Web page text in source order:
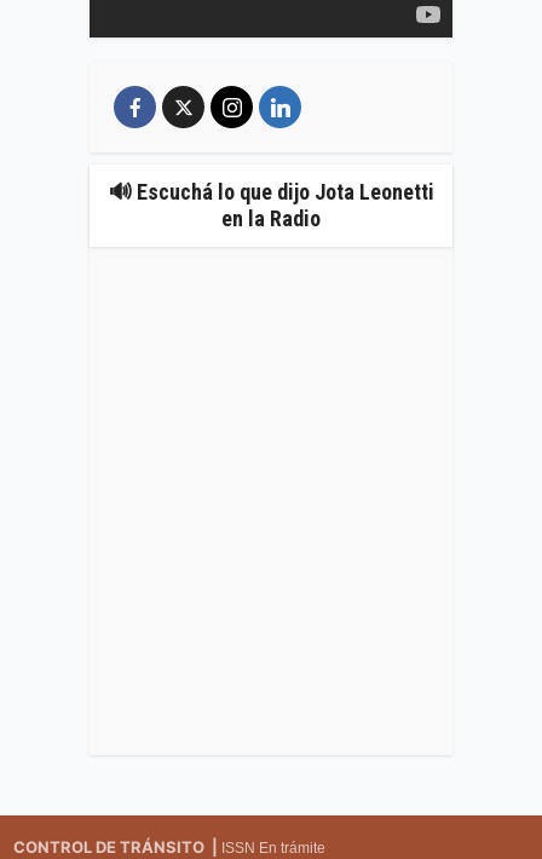
🔊 Escuchá lo que dijo Jota Leonetti
en la Radio
CONTROL DE TRÁNSITO | ISSN En trámite